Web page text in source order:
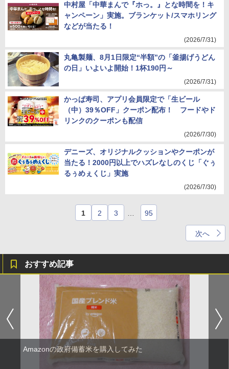
中村屋「中華まんで『ホっ。』とな時間を！キ
ャンペーン」実施。ブランケット/スマホリング
などが当たる！
(2026/7/31)
丸亀製麺、8月1日限定“半額”の「釜揚げうどん
の日」いよいよ開始！1杯190円～
(2026/7/31)
かっぱ寿司、アプリ会員限定で「生ビール
（中）39％OFF」クーポン配布！ フードやド
リンクのクーポンも配信
(2026/7/30)
デニーズ、オリジナルクッションやクーポンが
当たる！2000円以上でハズレなしのくじ「ぐぅ
るぅめぇくじ」実施
(2026/7/30)
1 2 3 95
次へ
おすすめ記事
Amazonの政府備蓄米を購入してみた